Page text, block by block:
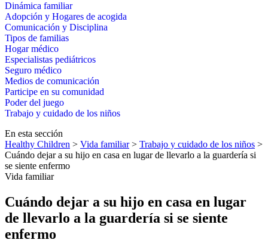
Dinámica familiar
Adopción y Hogares de acogida
Comunicación y Disciplina
Tipos de familias
Hogar médico
Especialistas pediátricos
Seguro médico
Medios de comunicación
Participe en su comunidad
Poder del juego
Trabajo y cuidado de los niños
En esta sección
Healthy Children > Vida familiar> Trabajo y cuidado de los niños >
Cuándo dejar a su hijo en casa en lugar de llevarlo a la guardería si
se siente enfermo
Vida familiar
Cuándo dejar a su hijo en casa en lugar
de llevarlo a la guardería si se siente
enfermo